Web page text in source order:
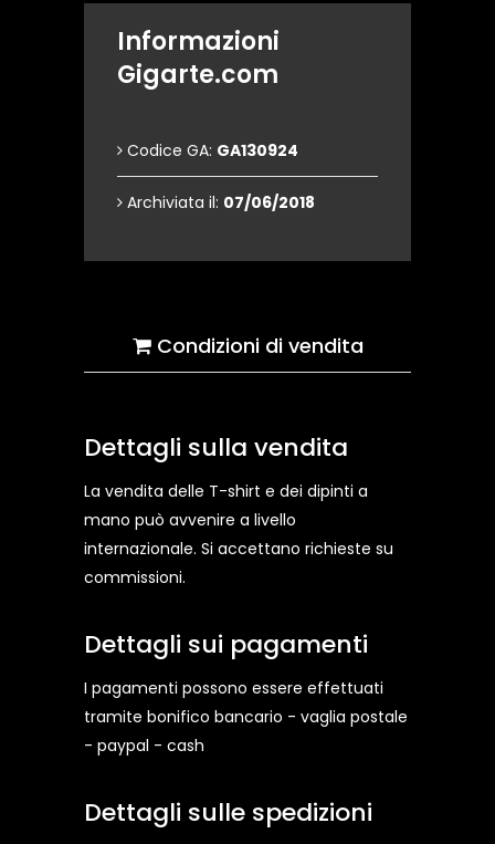
Informazioni
Gigarte.com
Codice GA: GA130924
Archiviata il: 07/06/2018
Condizioni di vendita
Dettagli sulla vendita
La vendita delle T-shirt e dei dipinti a
mano può avvenire a livello
internazionale. Si accettano richieste su
commissioni.
Dettagli sui pagamenti
I pagamenti possono essere effettuati
tramite bonifico bancario - vaglia postale
- paypal - cash
Dettagli sulle spedizioni